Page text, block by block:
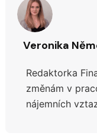
Veronika
Redaktorka
změnám v
nájemních